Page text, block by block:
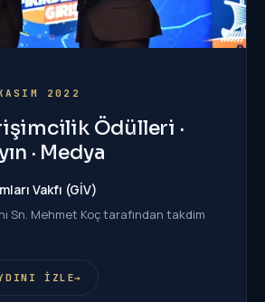
2022
Ödülleri ·
· Medya
Vakfı (GİV)
Sn. Mehmet Koç tarafından takdim
İZLE→